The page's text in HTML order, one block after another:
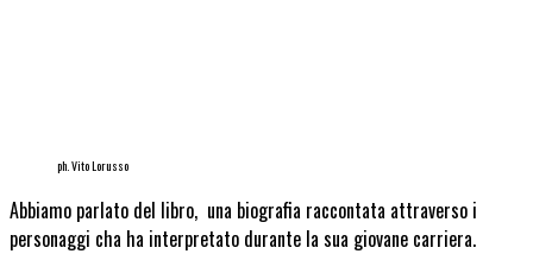
ph. Vito Lorusso
Abbiamo parlato del libro, una biografia raccontata attraverso i
personaggi cha ha interpretato durante la sua giovane carriera.